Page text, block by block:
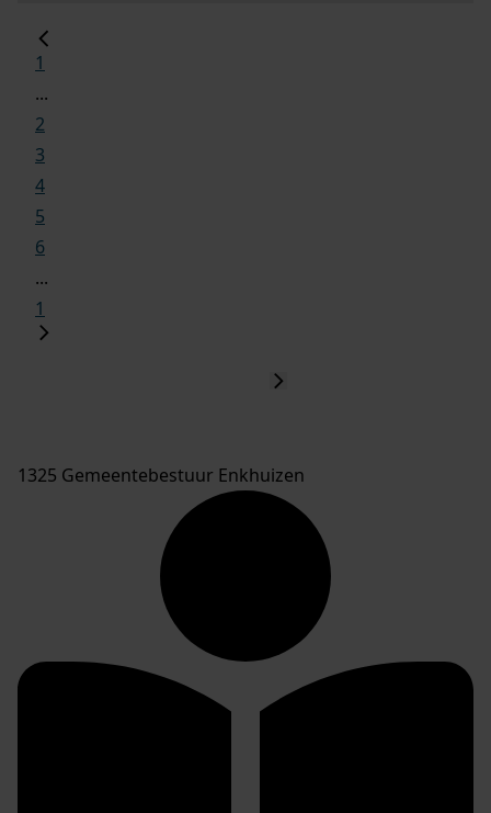
1
...
2
3
4
5
6
...
1
1325 Gemeentebestuur Enkhuizen